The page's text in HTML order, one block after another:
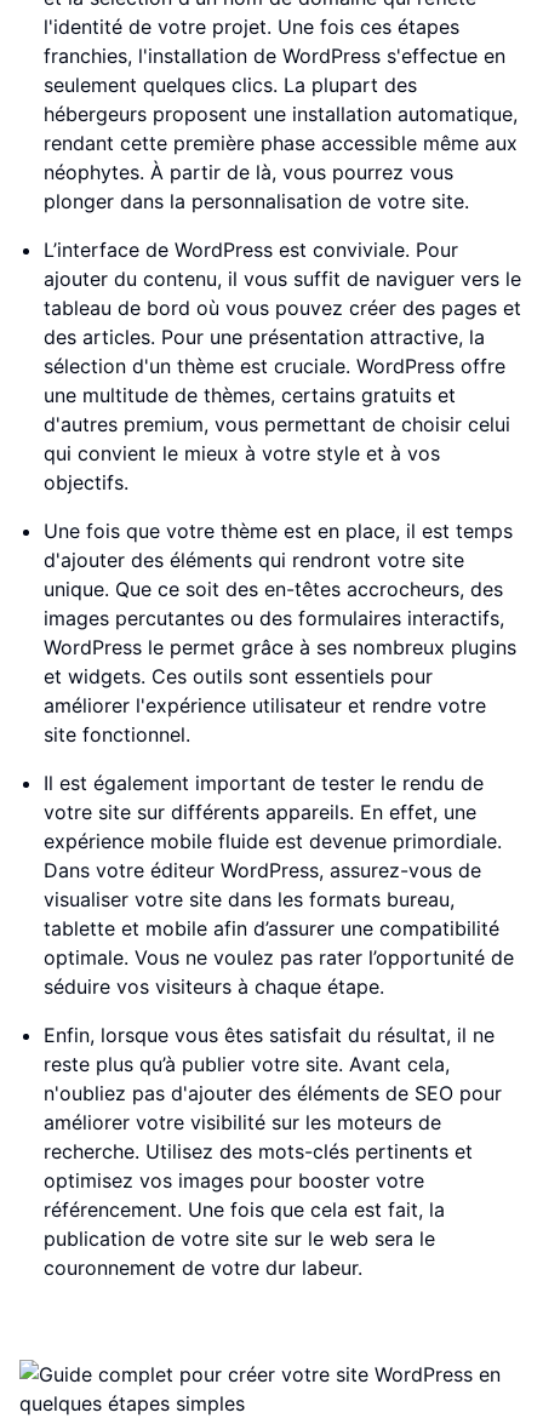
l'identité de votre projet. Une fois ces étapes
franchies, l'installation de WordPress s'effectue en
seulement quelques clics. La plupart des
hébergeurs proposent une installation automatique,
rendant cette première phase accessible même aux
néophytes. À partir de là, vous pourrez vous
plonger dans la personnalisation de votre site.
L’interface de WordPress est conviviale. Pour
ajouter du contenu, il vous suffit de naviguer vers le
tableau de bord où vous pouvez créer des pages et
des articles. Pour une présentation attractive, la
sélection d'un thème est cruciale. WordPress offre
une multitude de thèmes, certains gratuits et
d'autres premium, vous permettant de choisir celui
qui convient le mieux à votre style et à vos
objectifs.
Une fois que votre thème est en place, il est temps
d'ajouter des éléments qui rendront votre site
unique. Que ce soit des en-têtes accrocheurs, des
images percutantes ou des formulaires interactifs,
WordPress le permet grâce à ses nombreux plugins
et widgets. Ces outils sont essentiels pour
améliorer l'expérience utilisateur et rendre votre
site fonctionnel.
Il est également important de tester le rendu de
votre site sur différents appareils. En effet, une
expérience mobile fluide est devenue primordiale.
Dans votre éditeur WordPress, assurez-vous de
visualiser votre site dans les formats bureau,
tablette et mobile afin d’assurer une compatibilité
optimale. Vous ne voulez pas rater l’opportunité de
séduire vos visiteurs à chaque étape.
Enfin, lorsque vous êtes satisfait du résultat, il ne
reste plus qu’à publier votre site. Avant cela,
n'oubliez pas d'ajouter des éléments de SEO pour
améliorer votre visibilité sur les moteurs de
recherche. Utilisez des mots-clés pertinents et
optimisez vos images pour booster votre
référencement. Une fois que cela est fait, la
publication de votre site sur le web sera le
couronnement de votre dur labeur.